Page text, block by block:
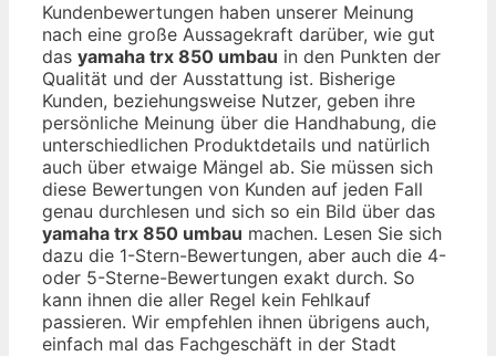
Kundenbewertungen haben unserer Meinung
nach eine große Aussagekraft darüber, wie gut
das yamaha trx 850 umbau in den Punkten der
Qualität und der Ausstattung ist. Bisherige
Kunden, beziehungsweise Nutzer, geben ihre
persönliche Meinung über die Handhabung, die
unterschiedlichen Produktdetails und natürlich
auch über etwaige Mängel ab. Sie müssen sich
diese Bewertungen von Kunden auf jeden Fall
genau durchlesen und sich so ein Bild über das
yamaha trx 850 umbau machen. Lesen Sie sich
dazu die 1-Stern-Bewertungen, aber auch die 4-
oder 5-Sterne-Bewertungen exakt durch. So
kann ihnen die aller Regel kein Fehlkauf
passieren. Wir empfehlen ihnen übrigens auch,
einfach mal das Fachgeschäft in der Stadt